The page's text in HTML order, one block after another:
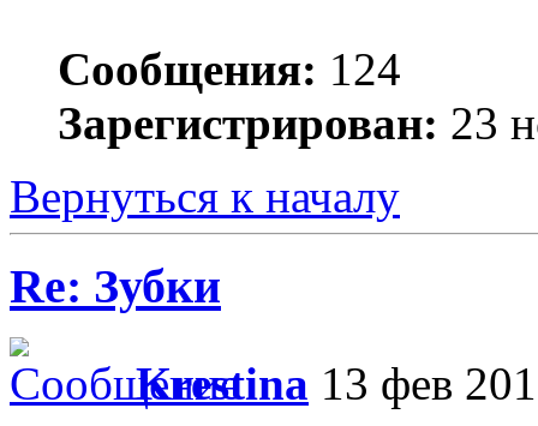
Сообщения: 124
Зарегистрирован: 23
Вернуться к началу
Re: Зубки
Krestina 13 фев